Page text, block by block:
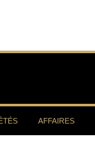
AFFAIRES